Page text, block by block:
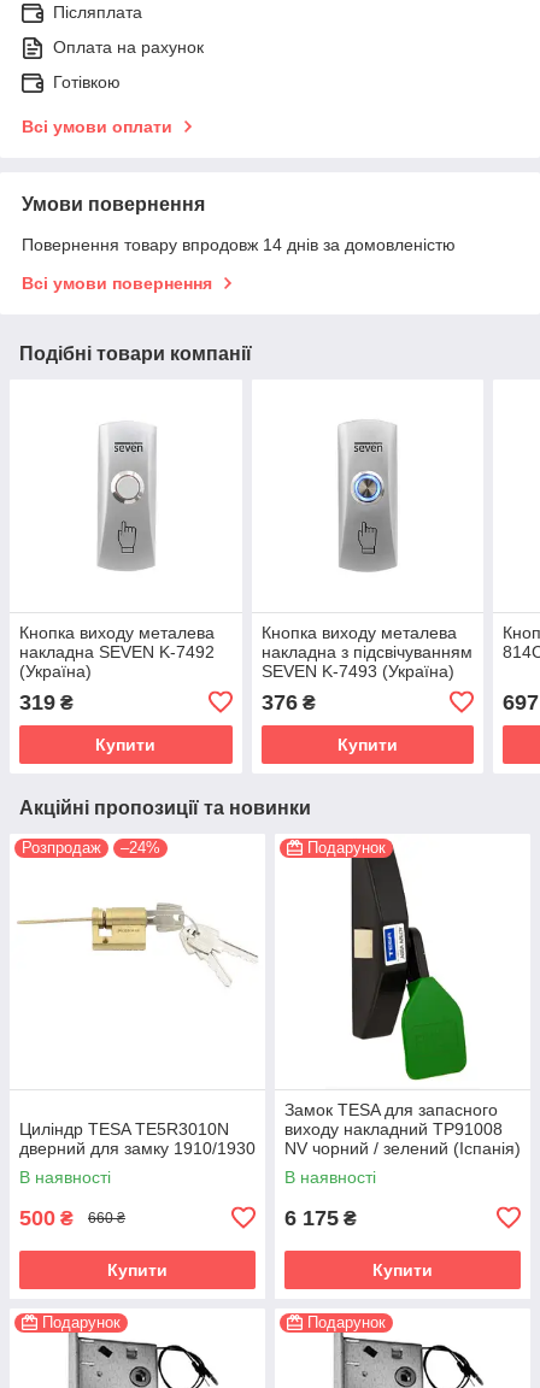
Післяплата
Оплата на рахунок
Готівкою
Всі умови оплати
Умови повернення
Повернення товару впродовж 14 днів за домовленістю
Всі умови повернення
Подібні товари компанії
Кнопка виходу металева
накладна SEVEN K-7492
(Україна)
319 ₴
Купити
Кнопка виходу металева
накладна з підсвічуванням
SEVEN K-7493 (Україна)
376₴
Купити
697
Акційні пропозиції та новинки
Розпродаж –24%
Циліндр TESA TE5R3010N
дверний для замку 1910/1930
В наявності
500 ₴ 660 ₴
Купити
Подарунок
Замок TESA для запасного
виходу накладний TP91008
NV чорний / зелений (Іспанія)
В наявності
6 175 ₴
Купити
Подарунок Подарунок